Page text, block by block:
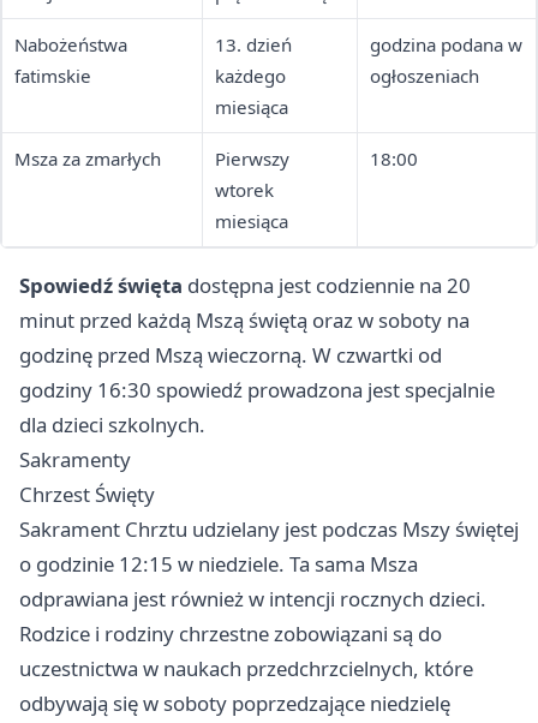
Nabożeństwa
fatimskie
13. dzień
każdego
miesiąca
godzina podana w
ogłoszeniach
Msza za zmarłych
Pierwszy
wtorek
miesiąca
18:00
Spowiedź święta dostępna jest codziennie na 20
minut przed każdą Mszą świętą oraz w soboty na
godzinę przed Mszą wieczorną. W czwartki od
godziny 16:30 spowiedź prowadzona jest specjalnie
dla dzieci szkolnych.
Sakramenty
Chrzest Święty
Sakrament Chrztu udzielany jest podczas Mszy świętej
o godzinie 12:15 w niedziele. Ta sama Msza
odprawiana jest również w intencji rocznych dzieci.
Rodzice i rodziny chrzestne zobowiązani są do
uczestnictwa w naukach przedchrzcielnych, które
odbywają się w soboty poprzedzające niedzielę